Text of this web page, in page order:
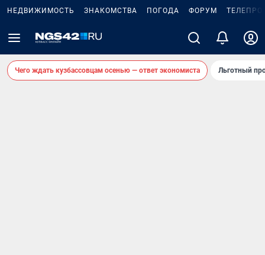
НЕДВИЖИМОСТЬ ЗНАКОМСТВА ПОГОДА ФОРУМ
Чего ждать кузбассовцам осенью — ответ экономиста Льготный